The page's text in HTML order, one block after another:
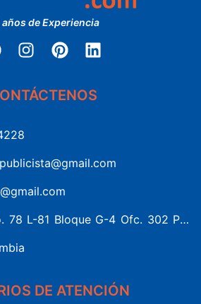
años de Experiencia
Calle 5 Sur No. 78 L-81 Bloque G-4 Ofc. 302 Portería 1 Banderas - Kennedy
DE ATENCIÓN